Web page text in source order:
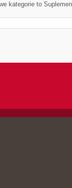
kategorie to